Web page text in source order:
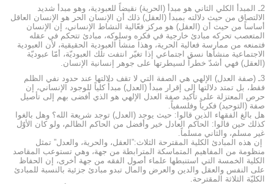
2ـ المبدأ الكلي الثاني هو مبدأ (الحرية) نقيضاً للعبودية، وهو مبدأ شديد
الالتصاق من حيث دلالته بمبدأ (العقل) ذلك أن الإنسان الحر هو الإنسان العاقل
أساساً من حيث أن (العقل) هو مركز فعّالية النشاط الإنساني، إن الإنسان
المتعصب تحركه مبادئ خارجية في فكره وسلوكه، مبادئ تتحكم في عقله
فتمنعه من ممارسة فعالية الحرية، وهذا منشأ العبودية الحقيقية، لأن العبودية
الاجتماعية منشأها نسق اجتماعي إذا تغيّر انتفت تلك العبوديّة، أمّا عبوديّة
(العقل) فهي أشدّ خطراً لسيطرتها على جوهر إنسانية الإنسان.
3ـ (صفة العدل) الإلهي هي الصفة التي لا تقف دلالتها عند حدود نفي الظلم
فقط، بل تمتد دلالتها إلى إقرار مبدأ (العدل) مبدأً كلياً للوجود الإنساني، إن
حرص المعتزلة على تأكيد صفة العدل الإلهي هو الذي أفضى بهم إلى تأصيل
صفة (التوحيد) فكرياً وفلسفياً.
هل بالغ الفقهاء الذين قالوا: حيث يوجد (العدل) توجد شريعة الله؟ وهل بالغوا
كذلك حين قالوا: الحاكم العادل خير وأفضل من الحاكم الظالم، ولو كان الأوّل
غير مسلم، والثاني مسلماً.
إن هذه المبادئ الكلية المقترحة الثلاث:”العقل، والحرية، والعدل” تمثل
منظومة من المفاهيم المتماسكة المترابطة من جهة، وهي تستوعب المقاصد
الكلية الخمسة التي استنبطها علماء أصول الفقه من جهة أخرى، إن الحفاظ
على النفس والعقل والدين والعرض والمال تبدو مبادئ جزئية بالنسبة للمبادئ
الكليّة الثلاثة المقترحة.